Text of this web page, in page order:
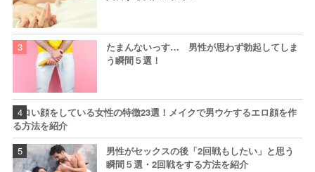
たまんないっす… 男性が思わず勃起してしま
う瞬間５選！
エロい顔をしている女性の特徴23選！メイクで男ウケするエロ顔を作
る方法を紹介
男性がセックスの後「2回戦もしたい」と思う
瞬間５選・2回戦をする方法を紹介